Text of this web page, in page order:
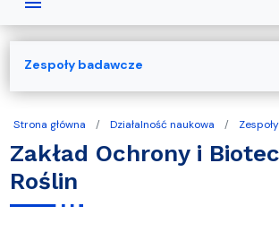
Strona główna Działalność naukowa
Zakład Ochrony i
Roślin
Zespoły badawcze